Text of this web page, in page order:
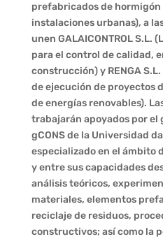
prefabricados de
instalaciones urbanas), a
unen GALAICONTROL S.L.
para el control de calidad,
construcción) y RENGA
de ejecución de proyectos
de energías renovables).
trabajarán apoyados por
gCONS de la Universidad
especializado en el ámbito
y entre sus capacidades
análisis teóricos,
materiales, elementos
reciclaje de residuos,
constructivos; así como la